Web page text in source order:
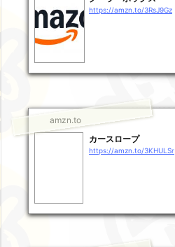
https://amzn.to/3RsJ9Gz
amzn.to
カースロープ
https://amzn.to/3KHULSr